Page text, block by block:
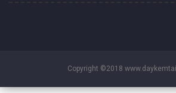
Copyright ©2018